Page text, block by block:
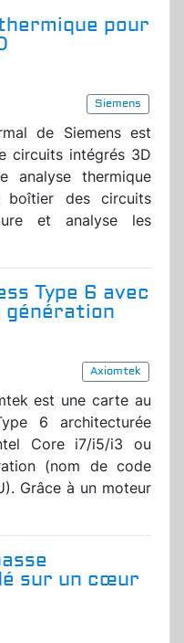
pour
Siemens
de Siemens est
circuits intégrés 3D
analyse thermique
des circuits
et analyse les
Type 6 avec
génération
Axiomtek
est une carte au
6 architecturée
Core i7/i5/i3 ou
(nom de code
Grâce à un moteur
sur un cœur